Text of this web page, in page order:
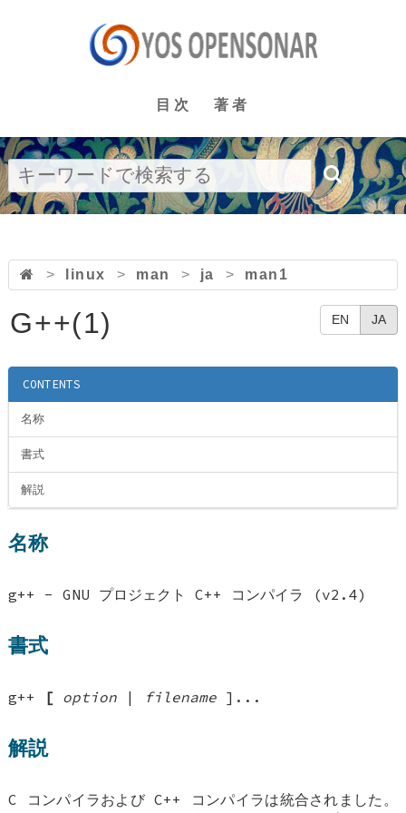
目次 著者
> linux > man > ja > man1
EN JA
G++(1)
CONTENTS
名称
書式
解説
名称
g++ - GNU プロジェクト C++ コンパイラ (v2.4)
書式
g++ [ option | filename ]...
解説
C コンパイラおよび C++ コンパイラは統合されました。